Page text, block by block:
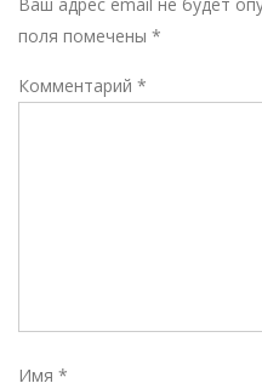
поля помечены *
Комментарий *
Имя *